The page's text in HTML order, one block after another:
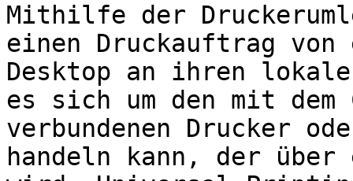
Mithilfe der
einen Druckauftrag von
Desktop an ihren
es sich um den mit dem
verbundenen Drucker
handeln kann, der